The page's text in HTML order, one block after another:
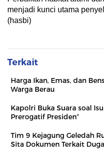
menjadi kunci utama
(hasbi)
Terkait
Harga Ikan, Emas, dan
Warga Berau
Kapolri Buka Suara soal
Prerogatif Presiden”
Tim 9 Kejagung Geledah
Sita Dokumen Terkait